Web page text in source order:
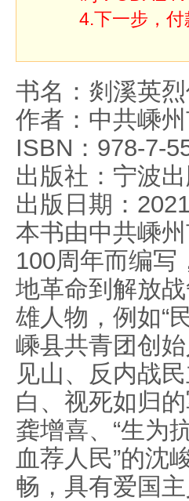
4.下一步，
书名：剡溪英
作者：中共嵊
ISBN：978-7-
出版社：宁波
出版日期：
本书由中共嵊
100周年而编写
地革命到解放
雄人物，例如“
嵊县共青团创
见山、反内战
白、视死如归
龚增喜、“生为
血荐人民”的沈
畅，具有爱国